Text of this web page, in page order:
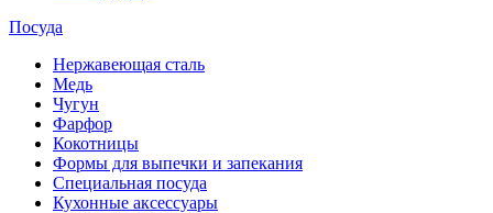
Посуда
Нержавеющая сталь
Медь
Чугун
Фарфор
Кокотницы
Формы для выпечки и запекания
Специальная посуда
Кухонные аксессуары